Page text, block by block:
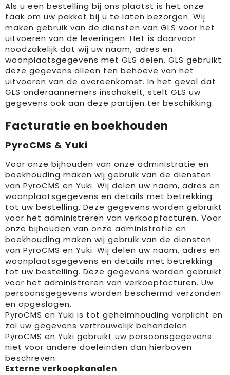
Als u een bestelling bij ons plaatst is het onze
taak om uw pakket bij u te laten bezorgen. Wij
maken gebruik van de diensten van GLS voor het
uitvoeren van de leveringen. Het is daarvoor
noodzakelijk dat wij uw naam, adres en
woonplaatsgegevens met GLS delen. GLS gebruikt
deze gegevens alleen ten behoeve van het
uitvoeren van de overeenkomst. In het geval dat
GLS onderaannemers inschakelt, stelt GLS uw
gegevens ook aan deze partijen ter beschikking.
Facturatie en boekhouden
PyroCMS & Yuki
Voor onze bijhouden van onze administratie en
boekhouding maken wij gebruik van de diensten
van PyroCMS en Yuki. Wij delen uw naam, adres en
woonplaatsgegevens en details met betrekking
tot uw bestelling. Deze gegevens worden gebruikt
voor het administreren van verkoopfacturen. Voor
onze bijhouden van onze administratie en
boekhouding maken wij gebruik van de diensten
van PyroCMS en Yuki. Wij delen uw naam, adres en
woonplaatsgegevens en details met betrekking
tot uw bestelling. Deze gegevens worden gebruikt
voor het administreren van verkoopfacturen. Uw
persoonsgegevens worden beschermd verzonden
en opgeslagen.
PyroCMS en Yuki is tot geheimhouding verplicht en
zal uw gegevens vertrouwelijk behandelen.
PyroCMS en Yuki gebruikt uw persoonsgegevens
niet voor andere doeleinden dan hierboven
beschreven.
Externe verkoopkanalen